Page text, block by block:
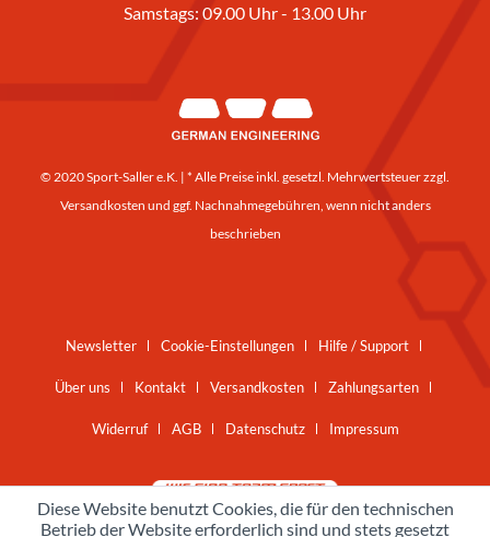
Samstags: 09.00 Uhr - 13.00 Uhr
© 2020 Sport-Saller e.K. | * Alle Preise inkl. gesetzl. Mehrwertsteuer zzgl.
Versandkosten und ggf. Nachnahmegebühren, wenn nicht anders
beschrieben
Newsletter Cookie-Einstellungen Hilfe / Support
Über uns Kontakt Versandkosten Zahlungsarten
Widerruf AGB Datenschutz Impressum
Diese Website benutzt Cookies, die für den technischen
Betrieb der Website erforderlich sind und stets gesetzt